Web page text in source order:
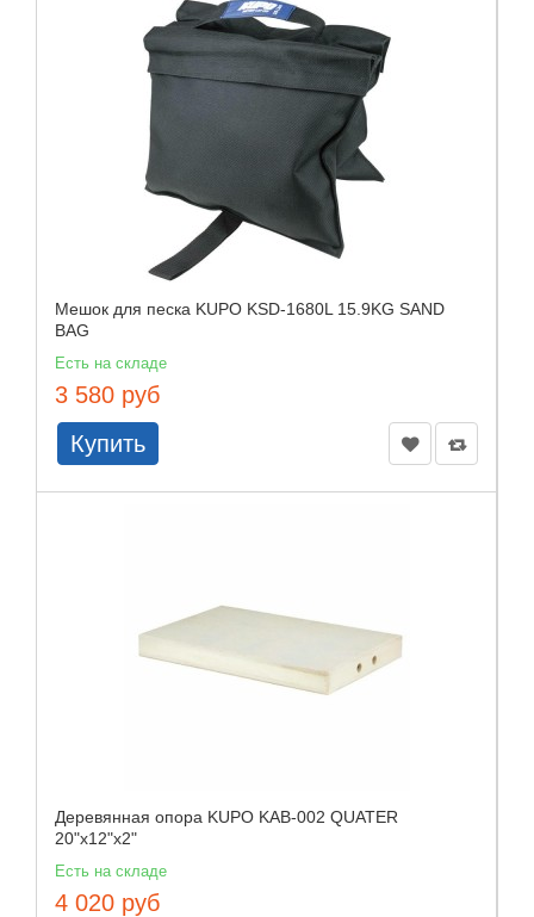
Мешок для песка KUPO KSD-1680L 15.9KG SAND
BAG
Есть на складе
3 580 руб
Купить
Деревянная опора KUPO KAB-002 QUATER
20"x12"x2"
Есть на складе
4 020 руб